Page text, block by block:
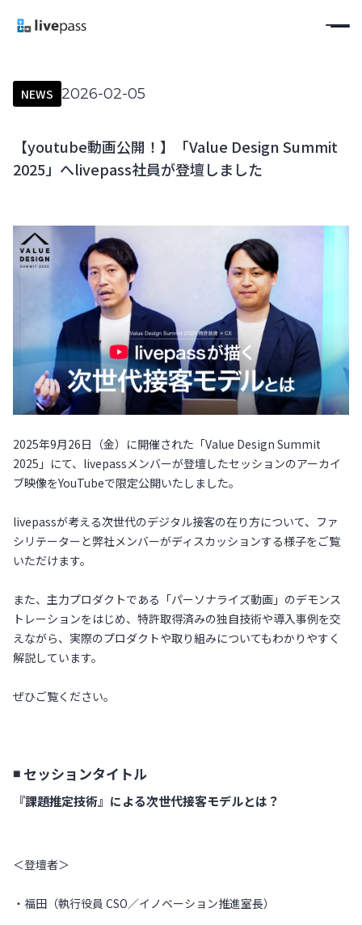
NEWS 2026-02-05
【youtube動画公開！】「Value Design Summit
2025」へlivepass社員が登壇しました
2025年9月26日（金）に開催された「Value Design Summit
2025」にて、livepassメンバーが登壇したセッションのアーカイ
ブ映像をYouTubeで限定公開いたしました。
livepassが考える次世代のデジタル接客の在り方について、ファ
シリテーターと弊社メンバーがディスカッションする様子をご覧
いただけます。
また、主力プロダクトである「パーソナライズ動画」のデモンス
トレーションをはじめ、特許取得済みの独自技術や導入事例を交
えながら、実際のプロダクトや取り組みについてもわかりやすく
解説しています。
ぜひご覧ください。
◾️ セッションタイトル
『課題推定技術』による次世代接客モデルとは？
＜登壇者＞
・福田（執行役員 CSO／イノベーション推進室長）